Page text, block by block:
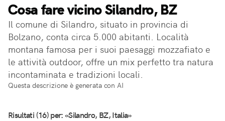
Cosa fare vicino Silandro, BZ
Il comune di Silandro, situato in provincia di
Bolzano, conta circa 5.000 abitanti. Località
montana famosa per i suoi paesaggi mozzafiato e
le attività outdoor, offre un mix perfetto tra natura
incontaminata e tradizioni locali.
Questa descrizione è generata con AI
Risultati (16) per: «Silandro, BZ, Italia»